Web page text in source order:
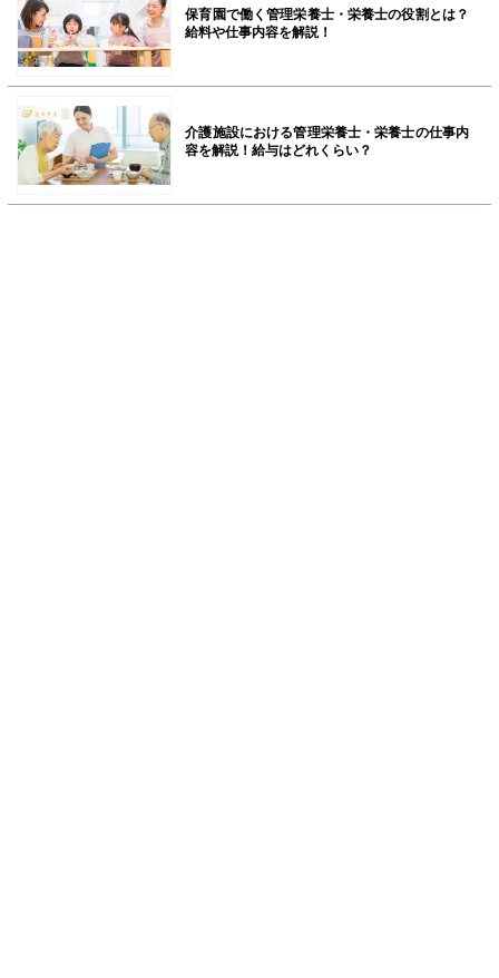
保育園で働く管理栄養士・栄養士の役割とは？
給料や仕事内容を解説！
介護施設における管理栄養士・栄養士の仕事内
容を解説！給与はどれくらい？